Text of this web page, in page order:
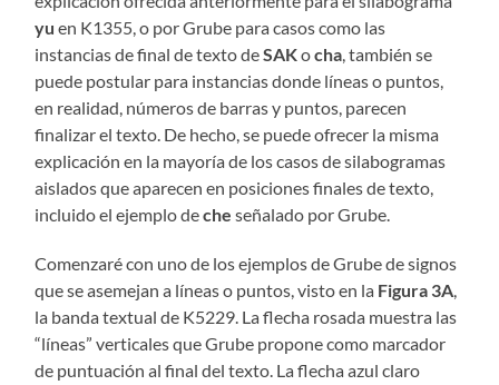
yu en K1355, o por Grube para casos como las
instancias de final de texto deSAKocha, también se
puede postular para instancias donde líneas o puntos,
en realidad, números de barras y puntos, parecen
finalizar el texto. De hecho, se puede ofrecer la misma
explicación en la mayoría de los casos de silabogramas
aislados que aparecen en posiciones finales de texto,
incluido el ejemplo deche señalado por Grube.
Comenzaré con uno de los ejemplos de Grube de signos
que se asemejan a líneas o puntos, visto en la Figura 3A,
la banda textual de K5229. La flecha rosada muestra las
“líneas” verticales que Grube propone como marcador
de puntuación al final del texto. La flecha azul claro